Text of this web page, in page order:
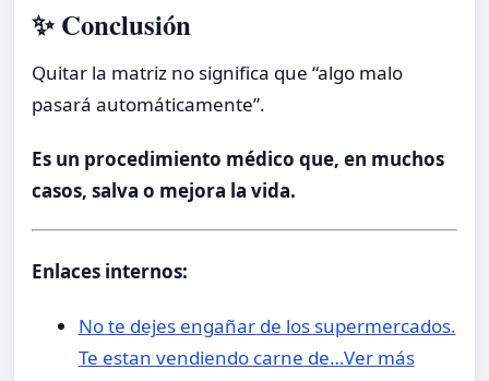
✨ Conclusión
Quitar la matriz no significa que “algo malo
pasará automáticamente”.
Es un procedimiento médico que, en muchos
casos, salva o mejora la vida.
Enlaces internos:
No te dejes engañar de los supermercados.
Te estan vendiendo carne de…Ver más